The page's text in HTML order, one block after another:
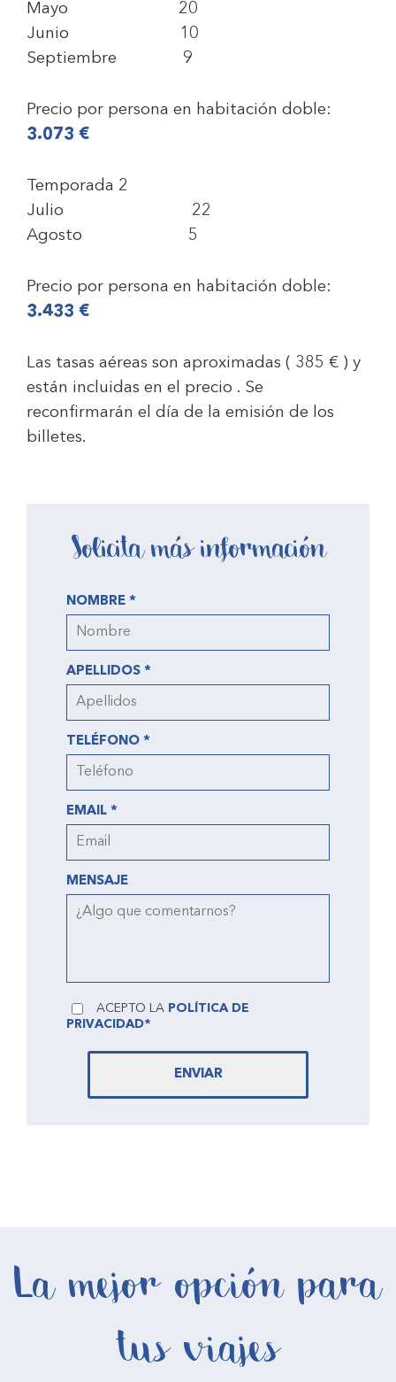
Mayo 20
Junio 10
Septiembre 9
Precio por persona en habitación doble:
3.073 €
Temporada 2
Julio 22
Agosto 5
Precio por persona en habitación doble:
3.433 €
Las tasas aéreas son aproximadas ( 385 € ) y
están incluidas en el precio . Se
reconfirmarán el día de la emisión de los
billetes.
Solicita más información
NOMBRE *
APELLIDOS *
TELÉFONO *
EMAIL *
MENSAJE
ACEPTO LA POLÍTICA DE
PRIVACIDAD*
ENVIAR
La mejor opción para
tus viajes